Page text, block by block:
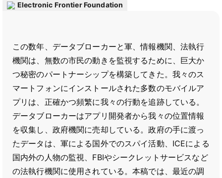
Electronic Frontier Foundation
この数年、データブローカーと軍、情報機関、法執行
機関は、無数の市民の動きを監視するために、巨大か
つ秘密のパートナーシップを構築してきた。我々のス
マートフォンにインストールされた多数のモバイルア
プリは、正確かつ頻繁に我々の行動を追跡している。
データブローカーはアプリ開発者から我々の位置情報
を収集し、政府機関に売却している。政府の手に渡っ
たデータは、軍による国外でのスパイ活動、ICEによる
国内外の人物の監視、FBIやシークレットサービスなど
の法執行機関に使用されている。本稿では、最近の調